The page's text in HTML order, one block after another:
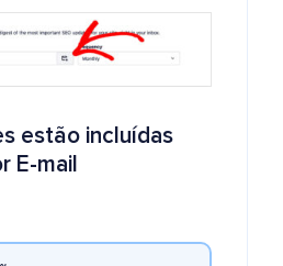
estão incluídas
E-mail